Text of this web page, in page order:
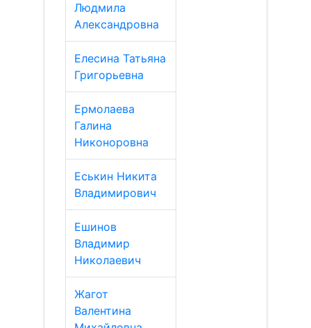
Людмила
Александровна
Елесина Татьяна
Григорьевна
Ермолаева
Галина
Никоноровна
Еськин Никита
Владимирович
Ешинов
Владимир
Николаевич
Жагот
Валентина